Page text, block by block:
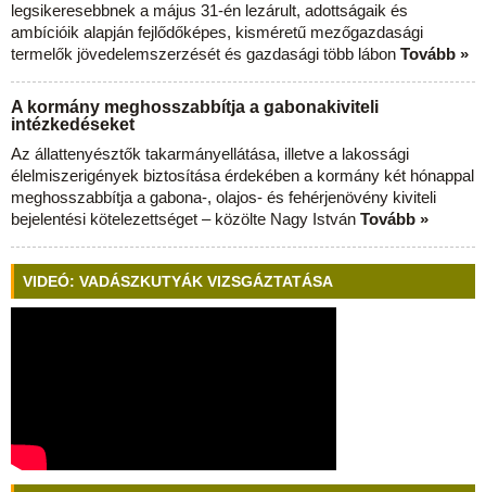
legsikeresebbnek a május 31-én lezárult, adottságaik és
ambícióik alapján fejlődőképes, kisméretű mezőgazdasági
termelők jövedelemszerzését és gazdasági több lábon Tovább »
A kormány meghosszabbítja a gabonakiviteli
intézkedéseket
Az állattenyésztők takarmányellátása, illetve a lakossági
élelmiszerigények biztosítása érdekében a kormány két hónappal
meghosszabbítja a gabona-, olajos- és fehérjenövény kiviteli
bejelentési kötelezettséget – közölte Nagy István Tovább »
VIDEÓ: VADÁSZKUTYÁK VIZSGÁZTATÁSA